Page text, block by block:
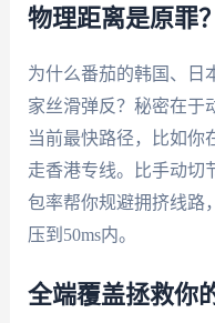
物理距离是原罪
为什么番茄的韩国、日
家丝滑弹反？秘密在于
当前最快路径，比如你
走香港专线。比手动
包率帮你规避拥挤线路
压到50ms内。
全端覆盖拯救你